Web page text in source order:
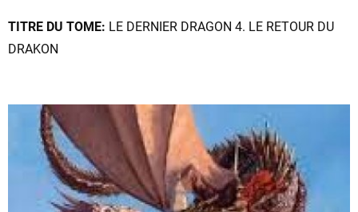
TITRE DU TOME: LE DERNIER DRAGON 4. LE RETOUR DU
DRAKON